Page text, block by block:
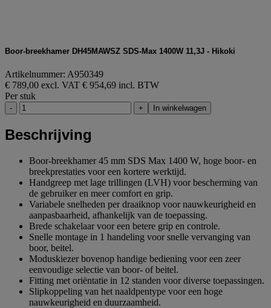
Boor-breekhamer DH45MAWSZ SDS-Max 1400W 11,3J - Hikoki
Artikelnummer: A950349
€ 789,00 excl. VAT € 954,69 incl. BTW
Per stuk
- + In winkelwagen
Beschrijving
Boor-breekhamer 45 mm SDS Max 1400 W, hoge boor- en
breekprestaties voor een kortere werktijd.
Handgreep met lage trillingen (LVH) voor bescherming van
de gebruiker en meer comfort en grip.
Variabele snelheden per draaiknop voor nauwkeurigheid en
aanpasbaarheid, afhankelijk van de toepassing.
Brede schakelaar voor een betere grip en controle.
Snelle montage in 1 handeling voor snelle vervanging van
boor, beitel.
Moduskiezer bovenop handige bediening voor een zeer
eenvoudige selectie van boor- of beitel.
Fitting met oriëntatie in 12 standen voor diverse toepassingen.
Slipkoppeling van het naaldpentype voor een hoge
nauwkeurigheid en duurzaamheid.